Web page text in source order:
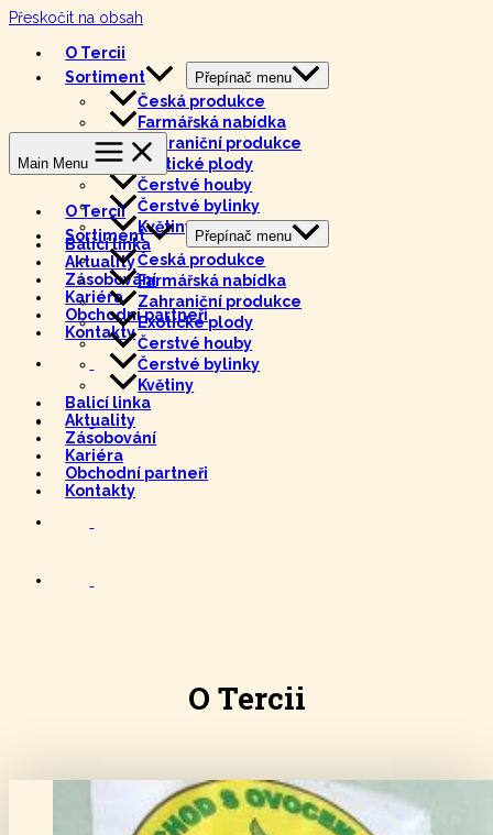
Přeskočit na obsah
O Tercii
Sortiment
Přepínač menu
Česká produkce
Farmářská nabídka
Zahraniční produkce
Exotické plody
Čerstvé houby
Čerstvé bylinky
Květiny
Balicí linka
Aktuality
Zásobování
Kariéra
Obchodní partneři
Kontakty
Main Menu
O Tercii
Sortiment
Přepínač menu
Česká produkce
Farmářská nabídka
Zahraniční produkce
Exotické plody
Čerstvé houby
Čerstvé bylinky
Květiny
Balicí linka
Aktuality
Zásobování
Kariéra
Obchodní partneři
Kontakty
O Tercii